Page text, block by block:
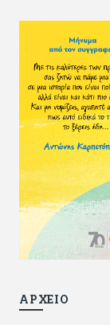
αρκετό Ιούλιο
αστυνομικά),
κυρίως γιατί
μεγαλύτερους.
πολύ στο
κι έγραφε και
κάποιες
σκόρπισαν γέλιο
στον ίδιο. Πήγε
και διατήρησε
του, την οποία
έφερε σε δύσκολη
υπογραφή του
Φίλαθλο το 1992.
Ελλάδα το 1998,
δυσκολεύεται να
όλοι, τον
ευχαριστημένοι
κλείσει
ότι λίγοι έχουν
ΑΡΧΕΙΟ